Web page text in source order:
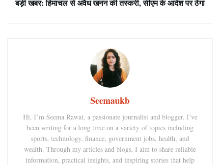
बड़ी खबर: हिमाचल से अवैध खनन की तस्करी, सीएम के आदेश पर ठेंगा
Seemaukb
Hi, I’m Seema Rawat, a passionate journalist and blogger. I’ve
been writing for a long time on a variety of topics including
sports, technology, finance, government jobs, health, and
wealth. Through my articles and blogs, I aim to share reliable
information, practical insights, and inspiring stories that help